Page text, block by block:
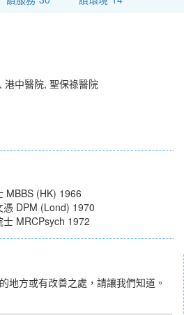
港中醫院, 聖保祿醫院
MBBS (HK) 1966
DPM (Lond) 1970
MRCPsych 1972
地方或有改善之處，請讓我們知道。